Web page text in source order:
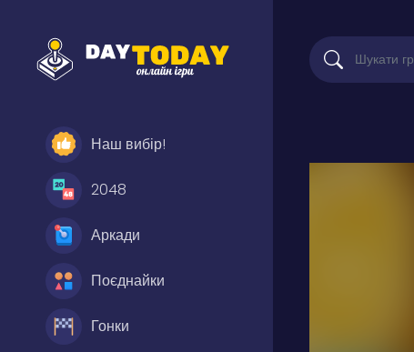
Наш вибір!
2048
Аркади
Поєднайки
Гонки